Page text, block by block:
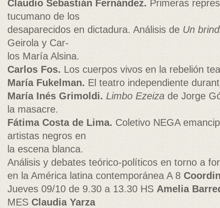
Claudio Sebastián Fernández.Primeras
tucumano de los
desaparecidos en dictadura. Análisis deUn
Geirola y Car-
los María Alsina.
Carlos Fos. Los cuerpos vivos en la rebelión
María Fukelman. El teatro independiente
María Inés Grimoldi.Limbo Ezeiza de Jorge
la masacre.
Fátima Costa de Lima. Coletivo NEGA
artistas negros en
la escena blanca.
Análisis y debates teórico-políticos en torno a
en la América latina contemporánea A 8
Jueves 09/10 de 9.30 a 13.30 HS Amelia
MES Claudia Yarza